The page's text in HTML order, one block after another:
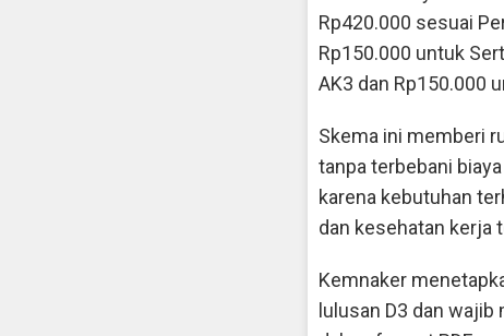
Rp420.000 sesuai
Rp150.000 untuk
AK3 dan Rp150.000
Skema ini memberi
tanpa terbebani
karena kebutuhan
dan kesehatan kerja
Kemnaker
lulusan D3 dan